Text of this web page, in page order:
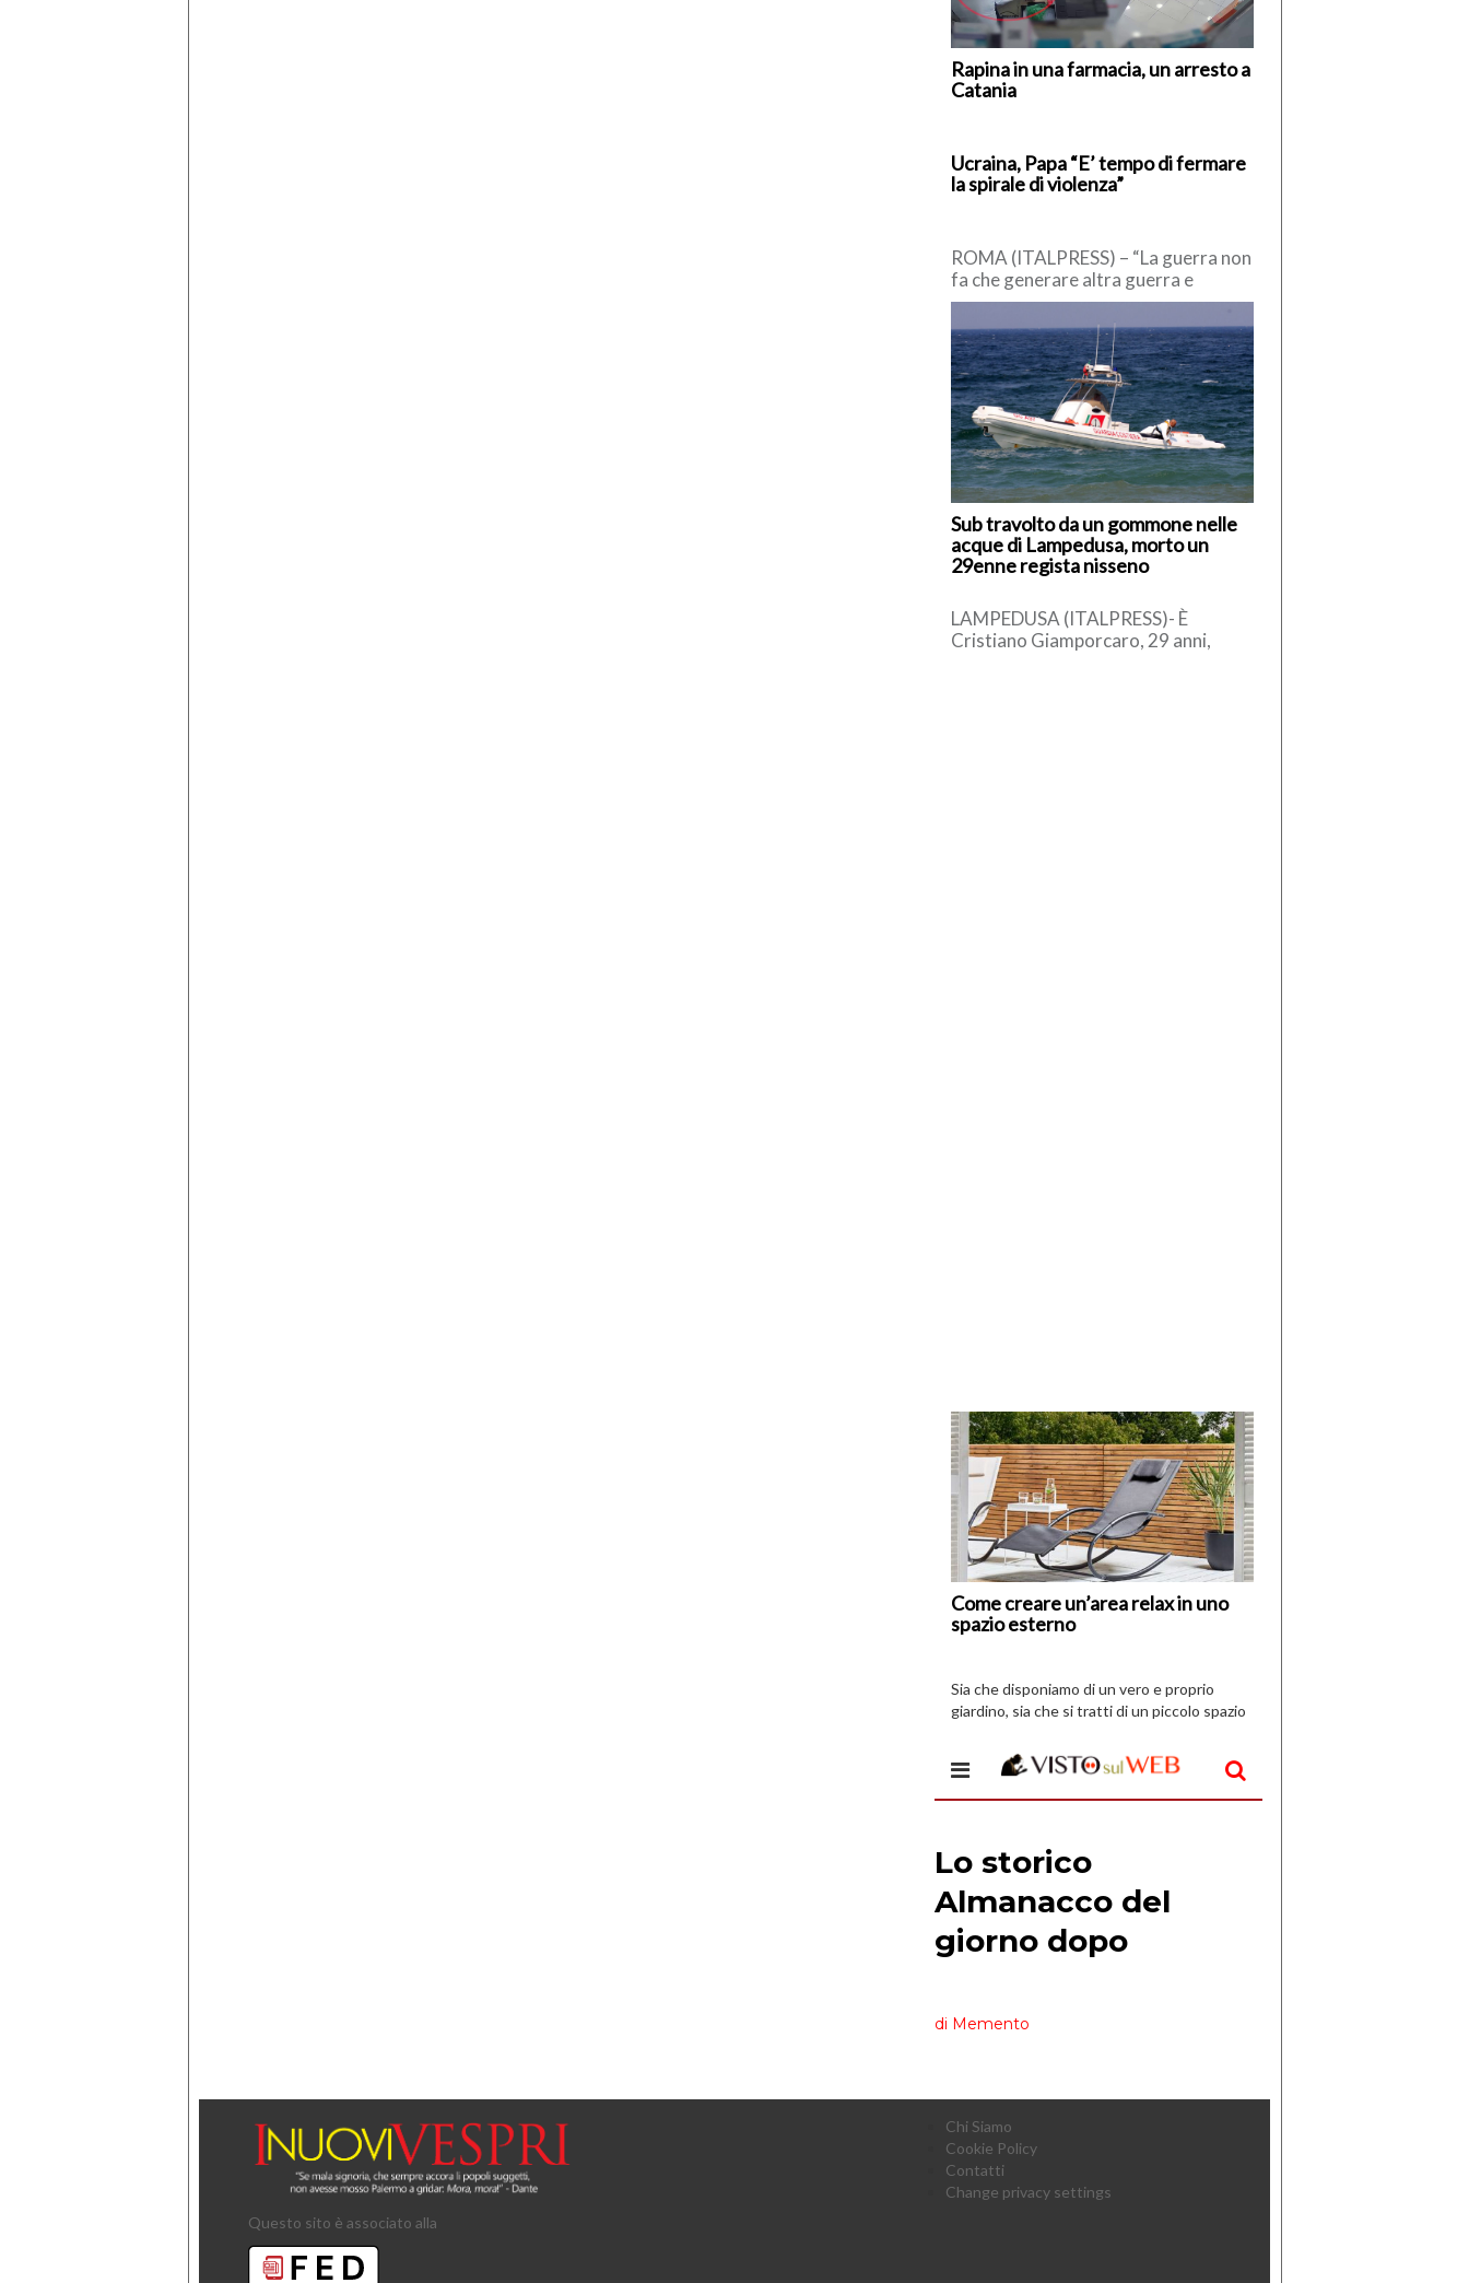
Rapina in una farmacia, un arresto a
Catania
Ucraina, Papa “E’ tempo di fermare
la spirale di violenza”
ROMA (ITALPRESS) – “La guerra non
fa che generare altra guerra e
provoca enormi sofferenze. E’ tempo
di fermare la […]
Sub travolto da un gommone nelle
acque di Lampedusa, morto un
29enne regista nisseno
LAMPEDUSA (ITALPRESS)- È
Cristiano Giamporcaro, 29 anni,
Come creare un’area relax in uno
spazio esterno
di
I
Vespri
Sia che disponiamo di un vero e proprio
giardino, sia che si tratti di un piccolo spazio
Questo sito è associato alla
Chi Siamo
Cookie Policy
Contatti
Change privacy settings